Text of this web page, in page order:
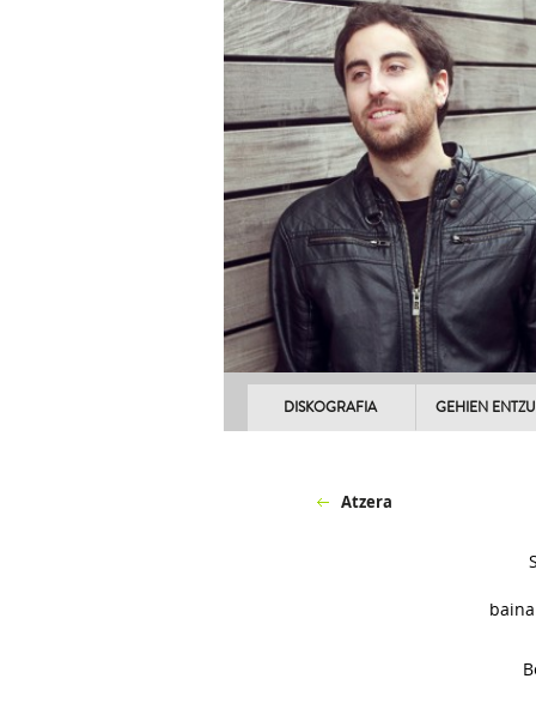
DISKOGRAFIA GEHIEN
Atzera